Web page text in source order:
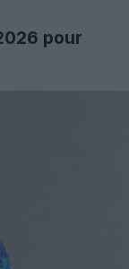
pour